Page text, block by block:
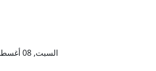
السبت, 08 أغسطس 2026 – 25 صفر 1448 هـ